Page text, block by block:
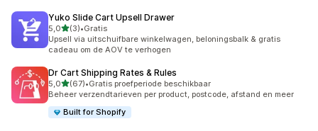
Yuko Slide Cart Upsell Drawer
5,0van 5 sterren
(3)
3 recensies in totaal
•Gratis
Upsell via uitschuifbare winkelwagen, beloningsbalk & gratis
cadeau om de AOV te verhogen
Dr Cart Shipping Rates & Rules
5,0van 5 sterren
(67)
67 recensies in totaal
•Gratis proefperiode beschikbaar
Beheer verzendtarieven per product, postcode, afstand en meer
Built for Shopify